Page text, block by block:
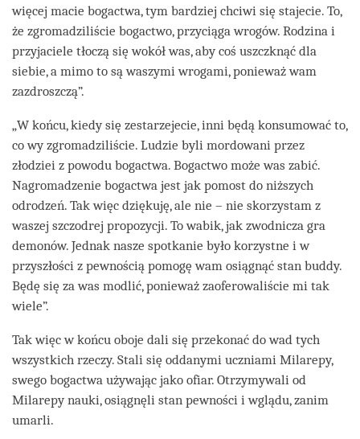
więcej macie bogactwa, tym bardziej chciwi się stajecie. To,
że zgromadziliście bogactwo, przyciąga wrogów. Rodzina i
przyjaciele tłoczą się wokół was, aby coś uszczknąć dla
siebie, a mimo to są waszymi wrogami, ponieważ wam
zazdroszczą”.
„W końcu, kiedy się zestarzejecie, inni będą konsumować to,
co wy zgromadziliście. Ludzie byli mordowani przez
złodziei z powodu bogactwa. Bogactwo może was zabić.
Nagromadzenie bogactwa jest jak pomost do niższych
odrodzeń. Tak więc dziękuję, ale nie – nie skorzystam z
waszej szczodrej propozycji. To wabik, jak zwodnicza gra
demonów. Jednak nasze spotkanie było korzystne i w
przyszłości z pewnością pomogę wam osiągnąć stan buddy.
Będę się za was modlić, ponieważ zaoferowaliście mi tak
wiele”.
Tak więc w końcu oboje dali się przekonać do wad tych
wszystkich rzeczy. Stali się oddanymi uczniami Milarepy,
swego bogactwa używając jako ofiar. Otrzymywali od
Milarepy nauki, osiągnęli stan pewności i wglądu, zanim
umarli.